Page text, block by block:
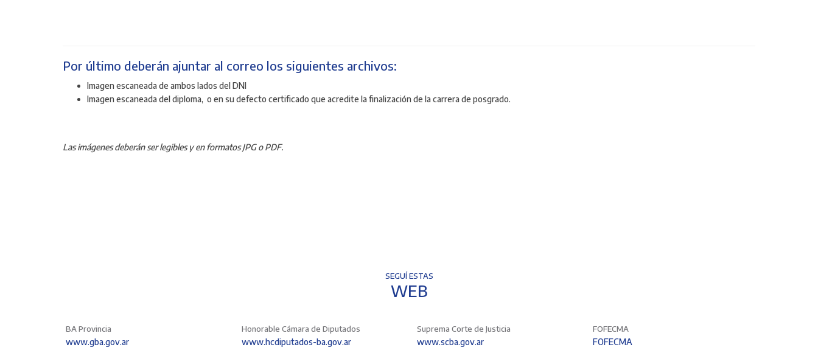
Por último deberán ajuntar al correo los siguientes archivos:
Imagen escaneada de ambos lados del DNI
Imagen escaneada del diploma, o en su defecto certificado que acredite la finalización de la carrera de posgrado.
Las imágenes deberán ser legibles y en formatos JPG o PDF.
SEGUÍ ESTAS
WEB
BA Provincia
www.gba.gov.ar
Honorable Cámara de Diputados
www.hcdiputados-ba.gov.ar
Suprema Corte de Justicia
www.scba.gov.ar
FOFECMA
FOFECMA